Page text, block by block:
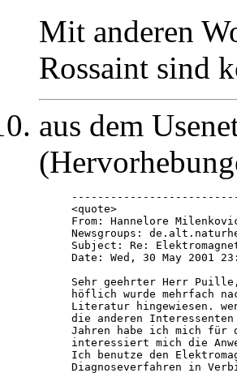
Mit anderen
Rossaint sind
aus dem
<quote>
From: Hannelore
Newsgroups:
Subject: Re:
Date: Wed, 30 May 2001
Sehr geehrter Herr Puille,
höflich wurde mehrfach
Literatur hingewiesen.
die anderen
Jahren habe ich mich
interessiert mich die
Ich benutze den
Diagnoseverfahren in